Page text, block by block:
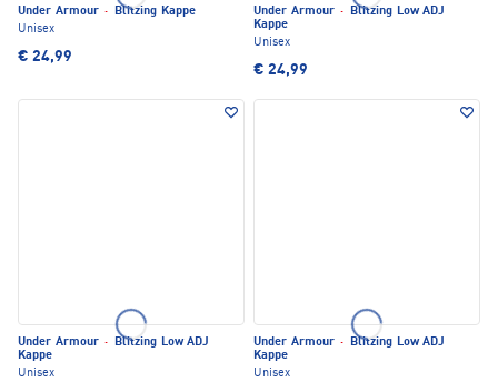
Under Armour ·
Blitzing Kappe
Unisex
€ 24,99
Under Armour ·
Blitzing Low ADJ
Kappe
Unisex
€ 24,99
Under Armour ·
Blitzing Low ADJ
Kappe
Unisex
Under Armour ·
Blitzing Low ADJ
Kappe
Unisex